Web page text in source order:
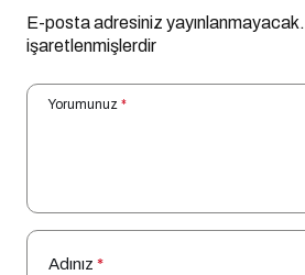
E-posta adresiniz yayınlanmayacak.
işaretlenmişlerdir
Yorumunuz *
Adınız *